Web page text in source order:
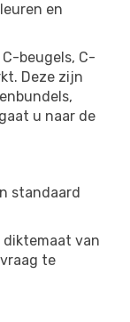
en
beugels, C-
Deze zijn
u naar de
standaard
diktemaat van
te